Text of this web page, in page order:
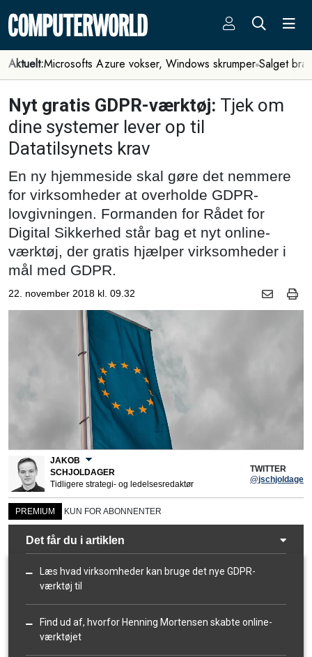
Aktuelt:Microsofts Azure vokser, Windows skrumper Salget
Nyt gratis GDPR-værktøj: Tjek om
dine systemer lever op til
Datatilsynets krav
En ny hjemmeside skal gøre det nemmere
for virksomheder at overholde GDPR-
lovgivningen. Formanden for Rådet for
Digital Sikkerhed står bag et nyt online-
værktøj, der gratis hjælper virksomheder i
mål med GDPR.
22. november 2018 kl. 09.32
JAKOB
SCHJOLDAGER
Tidligere strategi- og ledelsesredaktør
TWITTER
@jschjoldager
PREMIUM KUN FOR ABONNENTER
Det får du i artiklen
Læs hvad virksomheder kan bruge det nye GDPR-
værktøj til
Find ud af, hvorfor Henning Mortensen skabte online-
værktøjet